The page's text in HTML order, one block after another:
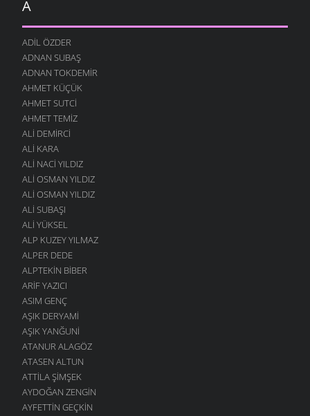
A
ADIL ÖZDER
ADNAN SUBAŞ
ADNAN TOKDEMIR
AHMET KÜÇÜK
AHMET SUTCI
AHMET TEMIZ
ALI DEMIRCI
ALI KARA
ALI NACI YILDIZ
ALI OSMAN YILDIZ
ALI OSMAN YILDIZ
ALI SUBAŞI
ALI YÜKSEL
ALP KUZEY YILMAZ
ALPER DEDE
ALPTEKIN BIBER
ARIF YAZICI
ASIM GENÇ
AŞIK DERYAMI
AŞIK YANĞUNI
ATANUR ALAGÖZ
ATASEN ALTUN
ATTILA ŞIMŞEK
AYDOĞAN ZENGIN
AYFETTIN GEÇKIN